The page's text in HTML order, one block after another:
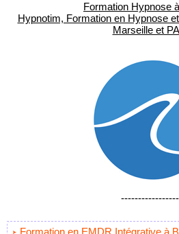
Formation Hypnose
Hypnotim, Formation en Hypnose
Marseille et